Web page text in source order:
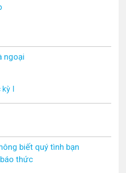
ngoại
kỳ I
biết quý tình bạn
thức